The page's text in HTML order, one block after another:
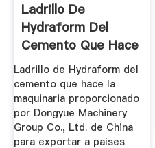
Ladrillo De
Hydraform Del
Cemento Que Hace
La .
Ladrillo de Hydraform del
cemento que hace la
maquinaria proporcionado
por Dongyue Machinery
Group Co., Ltd. de China
para exportar a países